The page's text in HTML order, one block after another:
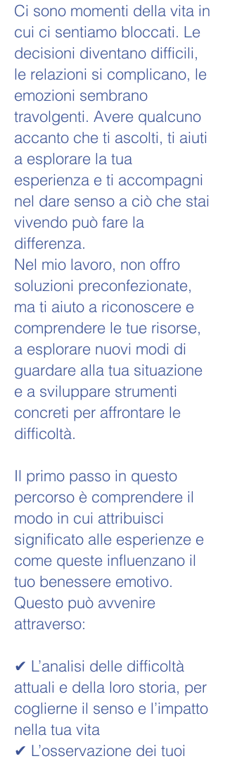
Ci sono momenti della vita in
cui ci sentiamo bloccati. Le
decisioni diventano difficili,
le relazioni si complicano, le
emozioni sembrano
travolgenti. Avere qualcuno
accanto che ti ascolti, ti aiuti
a esplorare la tua
esperienza e ti accompagni
nel dare senso a ciò che stai
vivendo può fare la
differenza.
Nel mio lavoro, non offro
soluzioni preconfezionate,
ma ti aiuto a riconoscere e
comprendere le tue risorse,
a esplorare nuovi modi di
guardare alla tua situazione
e a sviluppare strumenti
concreti per affrontare le
difficoltà.
Il primo passo in questo
percorso è comprendere il
modo in cui attribuisci
significato alle esperienze e
come queste influenzano il
tuo benessere emotivo.
Questo può avvenire
attraverso:
✔ L’analisi delle difficoltà
attuali e della loro storia, per
coglierne il senso e l’impatto
nella tua vita
✔ L’osservazione dei tuoi